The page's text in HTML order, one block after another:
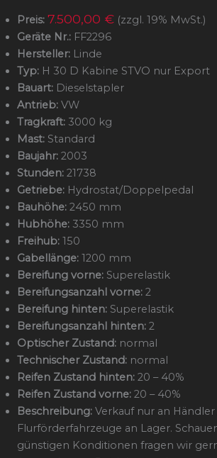
Preis: 7.500,00 €(zzgl. 19% MwSt.)
Geräte Nr.:FF2296
Hersteller:Linde
Typ:H 30 D Kabine STVO nur Export
Bauart:Dieselstapler
Antrieb:VW
Tragkraft:3000 kg
Mast:Standard
Baujahr:2003
Stunden:21738
Getriebe:Hydrostat/Doppelpedal
Bauhöhe:2450 mm
Hubhöhe:3350 mm
Freihub:150
Gabellänge:1200 mm
Bereifung vorne:Superelastik
Bereifungsanzahl vorne:2
Bereifung hinten:Superelastik
Bereifungsanzahl hinten:2
Optischer Zustand:normal
Technischer Zustand:normal
Reifen Zustand hinten:20 – 40%
Reifen Zustand vorne:20 – 40%
Beschreibung:Verkauf nur an
Flurförderfahrzeuge an Lager.
günstigen Konditionen fragen wir